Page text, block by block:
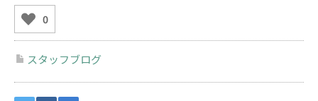
0
スタッフブログ